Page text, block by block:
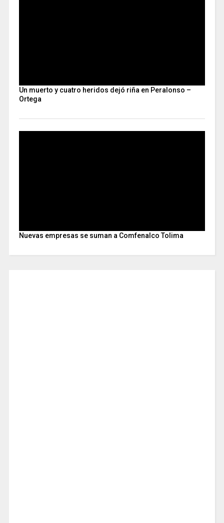
Un muerto y cuatro heridos dejó riña en Peralonso –
Ortega
Nuevas empresas se suman a Comfenalco Tolima